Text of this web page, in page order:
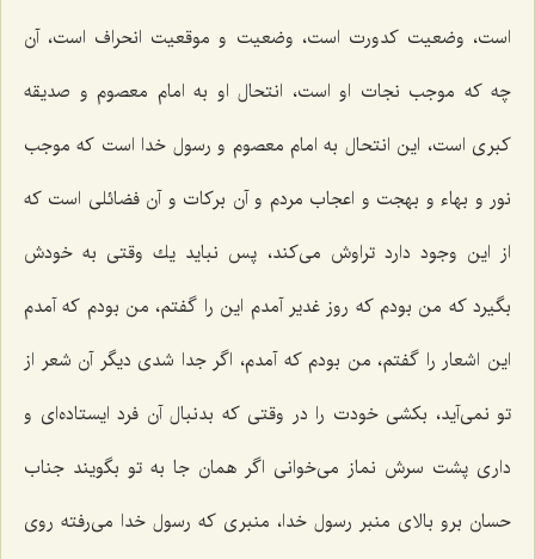
است، وضعیت كدورت است، وضعیت و موقعیت انحراف است، آن
چه كه موجب نجات او است، انتحال او به امام معصوم و صدیقه
كبری است، این انتحال به امام معصوم و رسول خدا است كه موجب
نور و بهاء و بهجت و اعجاب مردم و آن بركات و آن فضائلی است كه
از این وجود دارد تراوش می‌كند، پس نباید یك وقتی به خودش
بگیرد كه من بودم كه روز غدیر آمدم این را گفتم، من بودم كه آمدم
این اشعار را گفتم، من بودم كه آمدم، اگر جدا شدی دیگر آن شعر از
تو نمی‌آید، بكشی خودت را در وقتی كه بدنبال آن فرد ایستاده‌ای و
داری پشت سرش نماز می‌خوانی اگر همان جا به تو بگویند جناب
حسان برو بالای منبر رسول خدا، منبری كه رسول خدا می‌رفته روی